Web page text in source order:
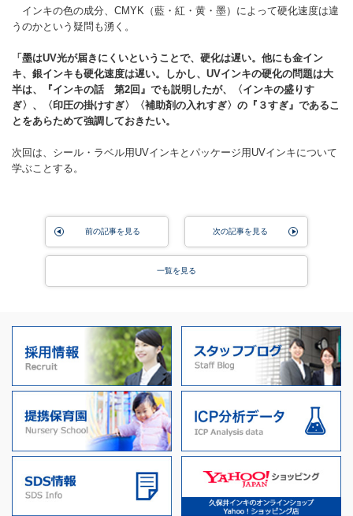
インキの色の成分、CMYK（藍・紅・黄・墨）によって硬化速度は違
うのかという疑問も湧く。
「墨はUV光が届きにくいということで、硬化は遅い。他にも金イン
キ、銀インキも硬化速度は遅い。しかし、UVインキの硬化の問題は大
半は、『インキの話 第2回』でも説明したが、〈インキの盛りす
ぎ〉、〈印圧の掛けすぎ〉〈補助剤の入れすぎ〉の『３すぎ』であるこ
とをあらためて強調しておきたい。
次回は、シール・ラベル用UVインキとパッケージ用UVインキについて
学ぶことする。
前の記事を見る 次の記事を見る
一覧を見る